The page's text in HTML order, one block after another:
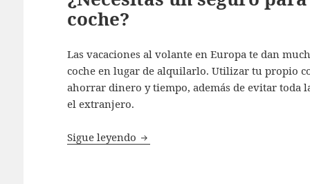
coche?
Las vacaciones al volante en Europa te dan
coche en lugar de alquilarlo. Utilizar tu propio
ahorrar dinero y tiempo, además de evitar toda
el extranjero.
Sigue leyendo ¿Necesitas un seguro para viajar